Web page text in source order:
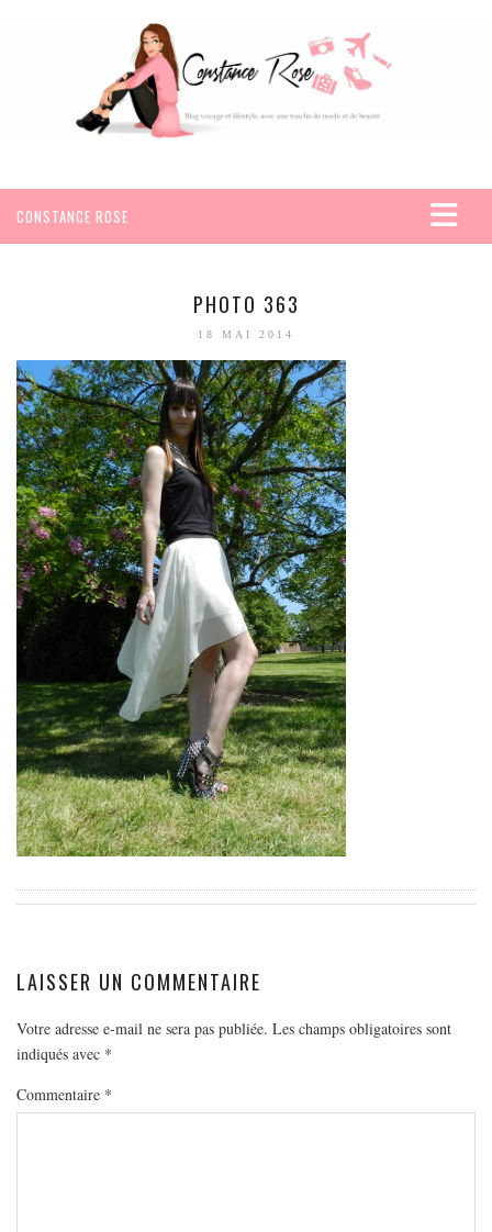
CONSTANCE ROSE
EGYPTE
SEYCHELLES
AMÉRIQUE
MEXIQUE
EUROPE
ESPAGNE
FRANCE
GRÈCE
HONGRIE
ITALIE
PAYS BAS
RÉPUBLIQUE TCHÈQUE
OCÉANIE
AUSTRALIE
ARTICLES PRATIQUES
YOGA
MODE
BEAUTÉ
DIVERSES BOX
DIY
PHOTO 363
18 MAI 2014
LAISSER UN COMMENTAIRE
Votre adresse e-mail ne sera pas publiée. Les champs obligatoires sont
indiqués avec *
Commentaire *